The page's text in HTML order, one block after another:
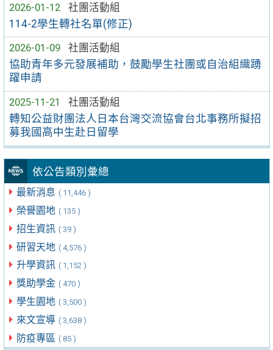
2026-01-12
社團活動組
114-2學生轉社名單(修正)
2026-01-09
社團活動組
協助青年多元發展補助，鼓勵學生社團或自治組織踴
躍申請
2025-11-21
社團活動組
轉知公益財團法人日本台灣交流協會台北事務所擬招
募我國高中生赴日留學
依公告類別彙總
最新消息 ( 11,446 )
榮譽園地 ( 135 )
招生資訊 ( 39 )
研習天地 ( 4,576 )
升學資訊 ( 1,152 )
獎助學金 ( 470 )
學生園地 ( 3,500 )
來文宣導 ( 3,638 )
防疫專區 ( 85 )